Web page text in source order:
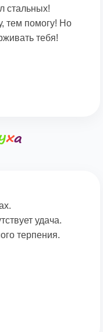
стальных!
тем помогу! Но
тебя!
удача.
терпения.